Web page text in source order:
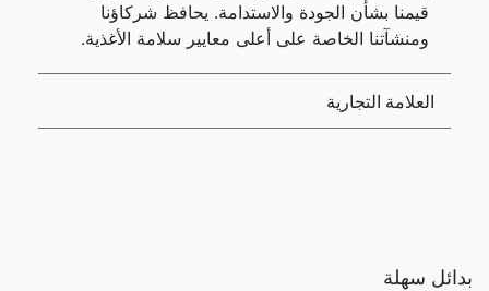
قيمنا بشأن الجودة والاستدامة. يحافظ شركاؤنا
ومنشآتنا الخاصة على أعلى معايير سلامة الأغذية.
العلامة التجارية
بدائل سهلة